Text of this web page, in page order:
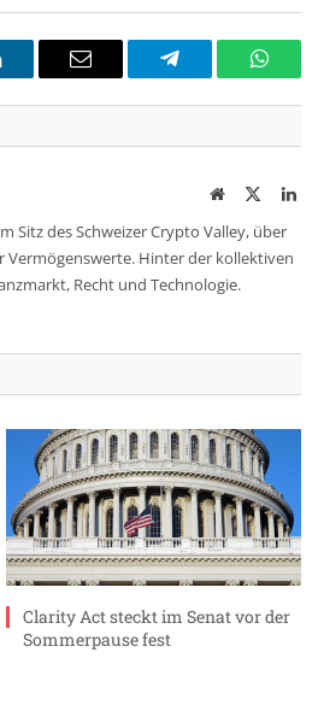
Email Telegram
WebsiteTwitter
Sitz des Schweizer Crypto Valley, über
Vermögenswerte. Hinter der kollektiven
Recht und Technologie.
Clarity Act steckt im Senat vor der
Sommerpause fest